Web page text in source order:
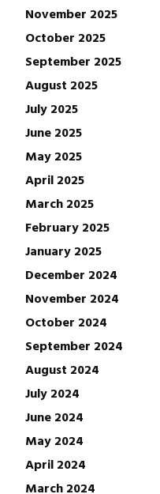
November 2025
October 2025
September 2025
August 2025
July 2025
June 2025
May 2025
April 2025
March 2025
February 2025
January 2025
December 2024
November 2024
October 2024
September 2024
August 2024
July 2024
June 2024
May 2024
April 2024
March 2024